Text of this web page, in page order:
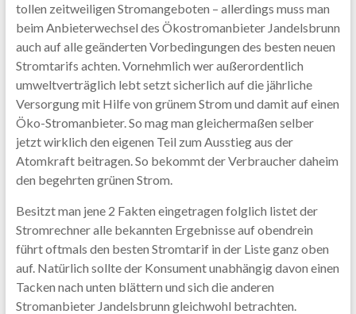
tollen zeitweiligen Stromangeboten – allerdings muss man
beim Anbieterwechsel des Ökostromanbieter Jandelsbrunn
auch auf alle geänderten Vorbedingungen des besten neuen
Stromtarifs achten. Vornehmlich wer außerordentlich
umweltverträglich lebt setzt sicherlich auf die jährliche
Versorgung mit Hilfe von grünem Strom und damit auf einen
Öko-Stromanbieter. So mag man gleichermaßen selber
jetzt wirklich den eigenen Teil zum Ausstieg aus der
Atomkraft beitragen. So bekommt der Verbraucher daheim
den begehrten grünen Strom.
Besitzt man jene 2 Fakten eingetragen folglich listet der
Stromrechner alle bekannten Ergebnisse auf obendrein
führt oftmals den besten Stromtarif in der Liste ganz oben
auf. Natürlich sollte der Konsument unabhängig davon einen
Tacken nach unten blättern und sich die anderen
Stromanbieter Jandelsbrunn gleichwohl betrachten.